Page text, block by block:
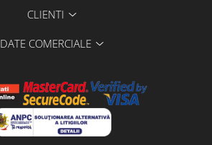
CLIENTI
DATE COMERCIALE